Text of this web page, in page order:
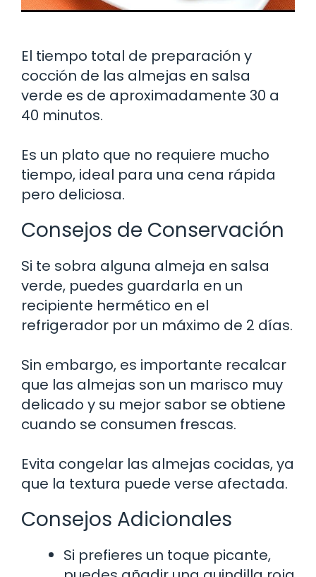
El tiempo total de preparación y
cocción de las almejas en salsa
verde es de aproximadamente 30 a
40 minutos.
Es un plato que no requiere mucho
tiempo, ideal para una cena rápida
pero deliciosa.
Consejos de Conservación
Si te sobra alguna almeja en salsa
verde, puedes guardarla en un
recipiente hermético en el
refrigerador por un máximo de 2 días.
Sin embargo, es importante recalcar
que las almejas son un marisco muy
delicado y su mejor sabor se obtiene
cuando se consumen frescas.
Evita congelar las almejas cocidas, ya
que la textura puede verse afectada.
Consejos Adicionales
Si prefieres un toque picante,